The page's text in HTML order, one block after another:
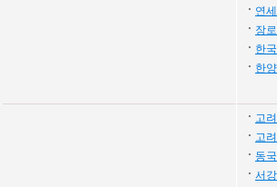
연
장
한
한
고
고
동
서